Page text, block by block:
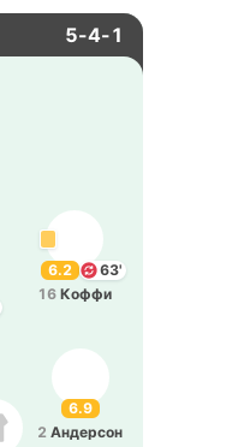
5-4-1
6.9
2 Анде­рсон
6.2
63'
16 Коффи